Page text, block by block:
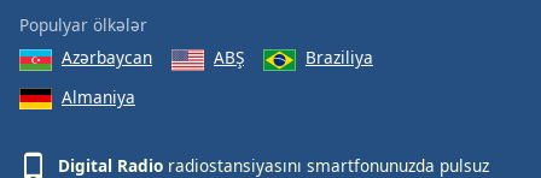
Populyar ölkələr
Azərbaycan
ABŞ
Braziliya
Almaniya
Digital Radio radiostansiyasını smartfonunuzda pulsuz